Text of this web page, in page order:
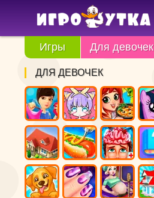
Игры Для девочек
ДЛЯ ДЕВОЧЕК